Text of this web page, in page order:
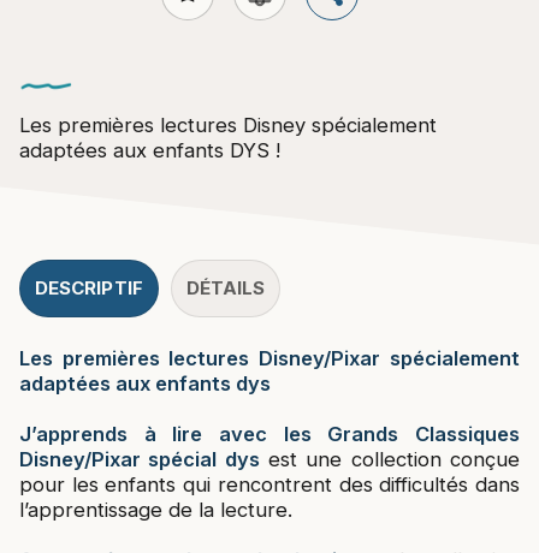
Les premières lectures Disney spécialement
adaptées aux enfants DYS !
DESCRIPTIF DÉTAILS
Les premières lectures Disney/Pixar spécialement
adaptées aux enfants dys
J’apprends à lire avec les Grands Classiques
Disney/Pixar spécial dys est une collection conçue
pour les enfants qui rencontrent des difficultés dans
l’apprentissage de la lecture.